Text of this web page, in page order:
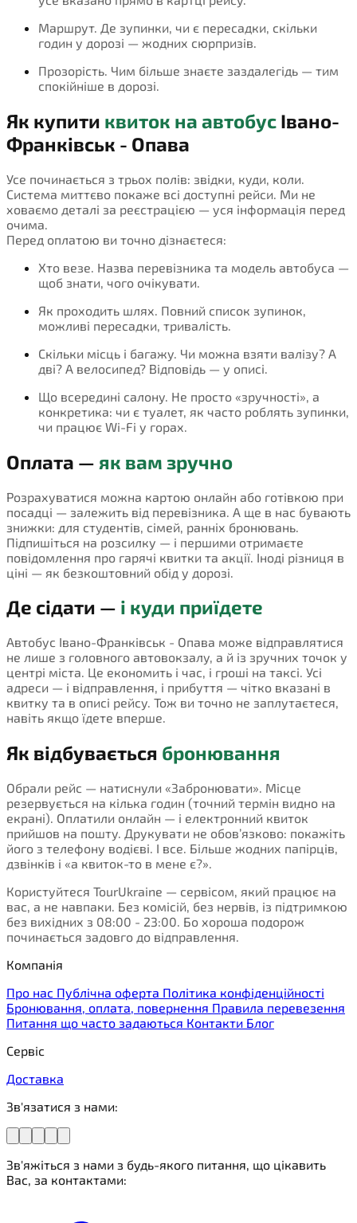
Маршрут. Де зупинки, чи є пересадки, скільки
годин у дорозі — жодних сюрпризів.
Прозорість. Чим більше знаєте заздалегідь — тим
спокійніше в дорозі.
Як купити квиток на автобус Івано-
Франківськ - Опава
Усе починається з трьох полів: звідки, куди, коли.
Система миттєво покаже всі доступні рейси. Ми не
ховаємо деталі за реєстрацією — уся інформація перед
очима.
Перед оплатою ви точно дізнаєтеся:
Хто везе. Назва перевізника та модель автобуса —
щоб знати, чого очікувати.
Як проходить шлях. Повний список зупинок,
можливі пересадки, тривалість.
Скільки місць і багажу. Чи можна взяти валізу? А
дві? А велосипед? Відповідь — у описі.
Що всередині салону. Не просто «зручності», а
конкретика: чи є туалет, як часто роблять зупинки,
чи працює Wi-Fi у горах.
Оплата — як вам зручно
Розрахуватися можна картою онлайн або готівкою при
посадці — залежить від перевізника. А ще в нас бувають
знижки: для студентів, сімей, ранніх бронювань.
Підпишіться на розсилку — і першими отримаєте
повідомлення про гарячі квитки та акції. Іноді різниця в
ціні — як безкоштовний обід у дорозі.
Де сідати — і куди приїдете
Автобус Івано-Франківськ - Опава може відправлятися
не лише з головного автовокзалу, а й із зручних точок у
центрі міста. Це економить і час, і гроші на таксі. Усі
адреси — і відправлення, і прибуття — чітко вказані в
квитку та в описі рейсу. Тож ви точно не заплутаєтеся,
навіть якщо їдете вперше.
Як відбувається бронювання
Обрали рейс — натиснули «Забронювати». Місце
резервується на кілька годин (точний термін видно на
екрані). Оплатили онлайн — і електронний квиток
прийшов на пошту. Друкувати не обов’язково: покажіть
його з телефону водієві. І все. Більше жодних папірців,
дзвінків і «а квиток-то в мене є?».
Користуйтеся TourUkraine — сервісом, який працює на
вас, а не навпаки. Без комісій, без нервів, із підтримкою
без вихідних з 08:00 - 23:00. Бо хороша подорож
починається задовго до відправлення.
Компанія
Про нас Публічна оферта Політика конфіденційності
Бронювання, оплата, повернення Правила перевезення
Питання що часто задаються Контакти Блог
Сервіс
Доставка
Зв'язатися з нами:
Зв'яжіться з нами з будь-якого питання, що цікавить
Вас, за контактами: